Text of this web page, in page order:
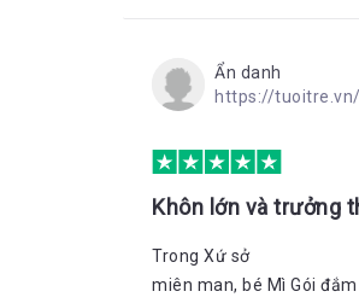
Ẩn danh
https://
Khôn lớn và trưởng
Trong Xứ sở
miên man, bé Mì Gói